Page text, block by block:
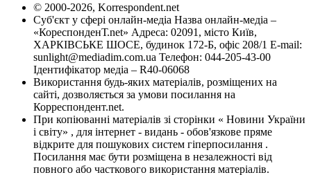
© 2000-2026, Korrespondent.net
Суб'єкт у сфері онлайн-медіа Назва онлайн-медіа –
«КореспонденТ.net» Адреса: 02091, місто Київ,
ХАРКІВСЬКЕ ШОСЕ, будинок 172-Б, офіс 208/1 E-mail:
sunlight@mediadim.com.ua Телефон: 044-205-43-00
Ідентифікатор медіа – R40-06068
Використання будь-яких матеріалів, розміщених на
сайті, дозволяється за умови посилання на
Корреспондент.net.
При копіюванні матеріалів зі сторінки « Новини України
і світу» , для інтернет - видань - обов'язкове пряме
відкрите для пошукових систем гіперпосилання .
Посилання має бути розміщена в незалежності від
повного або часткового використання матеріалів.